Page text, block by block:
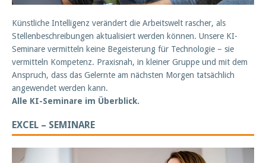
Künstliche Intelligenz verändert die Arbeitswelt rascher, als
Stellenbeschreibungen aktualisiert werden können. Unsere KI-
Seminare vermitteln keine Begeisterung für Technologie – sie
vermitteln Kompetenz. Praxisnah, in kleiner Gruppe und mit dem
Anspruch, dass das Gelernte am nächsten Morgen tatsächlich
angewendet werden kann.
Alle KI-Seminare im Überblick.
EXCEL – SEMINARE